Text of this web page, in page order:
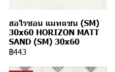
ฮอไรซอน แมทแซน (SM)
30x60 HORIZON MATT
SAND (SM) 30x60
฿443